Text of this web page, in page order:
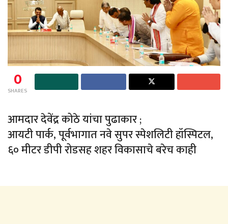
0
SHARES
आमदार देवेंद्र कोठे यांचा पुढाकार ;
आयटी पार्क, पूर्वभागात नवे सुपर स्पेशलिटी हॉस्पिटल,
६० मीटर डीपी रोडसह शहर विकासाचे बरेच काही